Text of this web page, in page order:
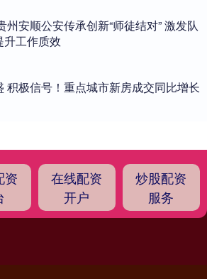
州安顺公安传承创新“师徒结对” 激发队
升工作质效
积极信号！重点城市新房成交同比增长
资
在线配资
开户
炒股配资
服务